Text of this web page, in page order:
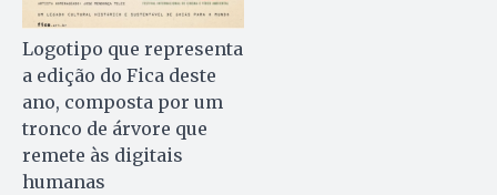
Logotipo que representa
a edição do Fica deste
ano, composta por um
tronco de árvore que
remete às digitais
humanas